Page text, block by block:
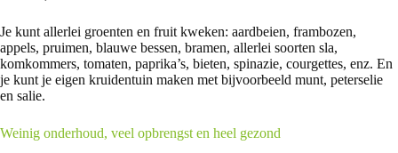
Je kunt allerlei groenten en fruit kweken: aardbeien, frambozen,
appels, pruimen, blauwe bessen, bramen, allerlei soorten sla,
komkommers, tomaten, paprika’s, bieten, spinazie, courgettes, enz. En
je kunt je eigen kruidentuin maken met bijvoorbeeld munt, peterselie
en salie.
Weinig onderhoud, veel opbrengst en heel gezond